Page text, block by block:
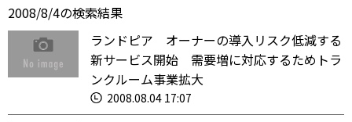
2008/8/4の検索結果
ランドピア オーナーの導入リスク低減する
新サービス開始 需要増に対応するためトラ
ンクルーム事業拡大
2008.08.04 17:07